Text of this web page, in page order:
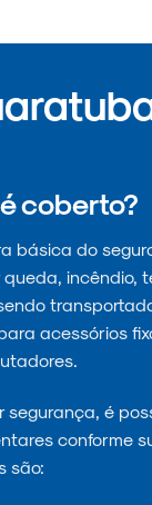
coberto?
básica do
incêndio,
acessórios
segurança, é
conforme
são: